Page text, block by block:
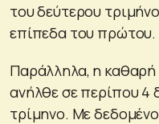
του δεύτερου
επίπεδα του πρώτου.
Παράλληλα, η
ανήλθε σε περίπου 4
τρίμηνο. Με